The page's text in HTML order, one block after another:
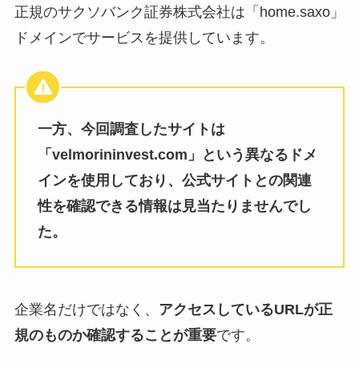
正規のサクソバンク証券株式会社は「home.saxo」
ドメインでサービスを提供しています。
一方、今回調査したサイトは
「velmorininvest.com」という異なるドメ
インを使用しており、公式サイトとの関連
性を確認できる情報は見当たりませんでし
た。
企業名だけではなく、 アクセスしているURLが正
規のものか確認することが重要です。